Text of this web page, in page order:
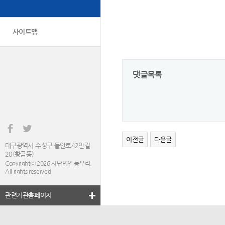
사이트맵
댓글목록
이전글
다음글
대구광역시 수성구 들안로42안길
20(황금동)
Copyrightⓒ 2026 사단법인 둥우리.
All rights reserved
관련기관홈페이지